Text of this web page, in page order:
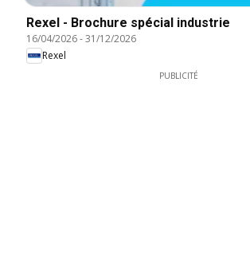
Rexel - Brochure spécial industrie
16/04/2026-31/12/2026
Rexel
PUBLICITÉ